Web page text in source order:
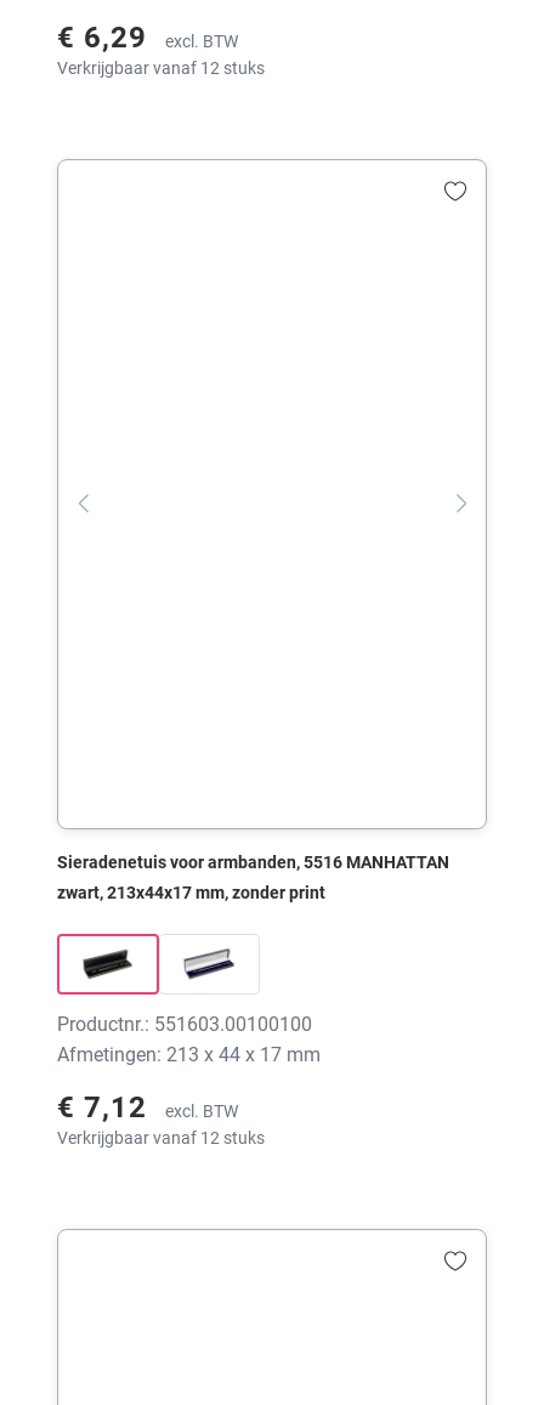
€ 6,29
excl. BTW
Verkrijgbaar vanaf 12 stuks
Sieradenetuis voor armbanden, 5516 MANHATTAN
zwart, 213x44x17 mm, zonder print
Productnr.: 551603.00100100
Afmetingen: 213 x 44 x 17 mm
€ 7,12
excl. BTW
Verkrijgbaar vanaf 12 stuks